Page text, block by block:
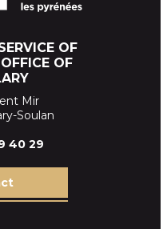
OF
OF
Mir
Soulan
40 29